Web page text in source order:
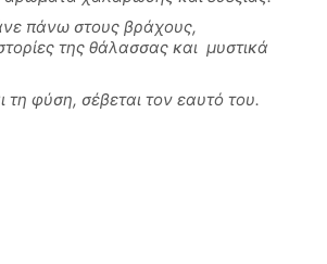
πάνω στους βράχους,
της θάλασσας και μυστικά
τη φύση, σέβεται τον εαυτό του.